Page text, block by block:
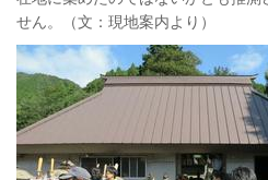
せん。（文：現地案内より）